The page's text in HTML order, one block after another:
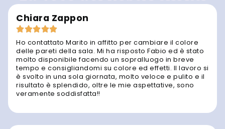
Chiara Zappon
Ho contattato Marito in affitto per cambiare il colore
delle pareti della sala. Mi ha risposto Fabio ed è stato
molto disponibile facendo un sopralluogo in breve
tempo e consigliandomi su colore ed effetti. Il lavoro si
è svolto in una sola giornata, molto veloce e pulito e il
risultato è splendido, oltre le mie aspettative, sono
veramente soddisfatta!!